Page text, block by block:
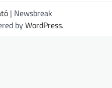
| Newsbreak
byWordPress.